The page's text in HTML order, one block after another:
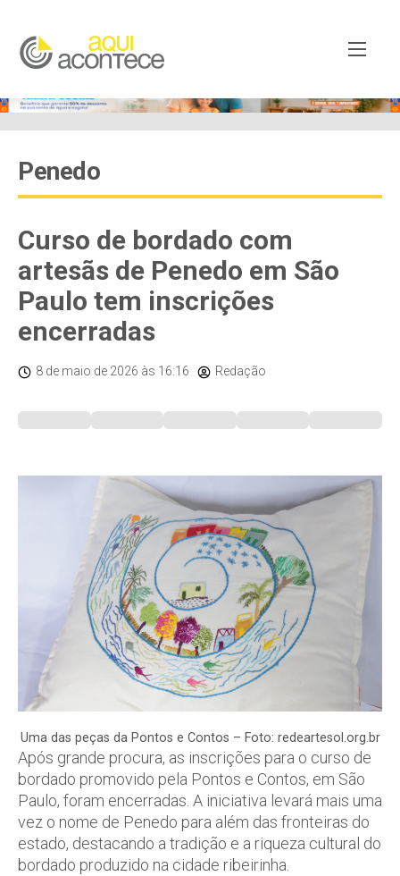
Penedo
Curso de bordado com
artesãs de Penedo em São
Paulo tem inscrições
encerradas
8 de maio de 2026 às 16:16 Redação
Uma das peças da Pontos e Contos – Foto: redeartesol.org.br
Após grande procura, as inscrições para o curso de
bordado promovido pela Pontos e Contos, em São
Paulo, foram encerradas. A iniciativa levará mais uma
vez o nome de Penedo para além das fronteiras do
estado, destacando a tradição e a riqueza cultural do
bordado produzido na cidade ribeirinha.